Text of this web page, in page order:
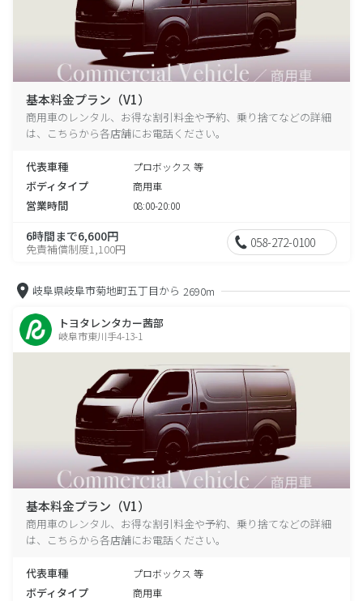
基本料金プラン（V1）
商用車のレンタル、お得な割引料金や予約、乗り捨てなどの詳細
は、こちらから各店舗にお電話ください。
代表車種 プロボックス 等
ボディタイプ 商用車
営業時間 08:00-20:00
6時間まで6,600円
免責補償制度1,100円 058-272-0100
岐阜県岐阜市菊地町五丁目から 2690m
トヨタレンタカー茜部
岐阜市東川手4-13-1
基本料金プラン（V1）
商用車のレンタル、お得な割引料金や予約、乗り捨てなどの詳細
は、こちらから各店舗にお電話ください。
代表車種 プロボックス 等
ボディタイプ 商用車